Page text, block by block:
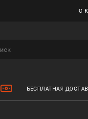
О
БЕСПЛАТНАЯ